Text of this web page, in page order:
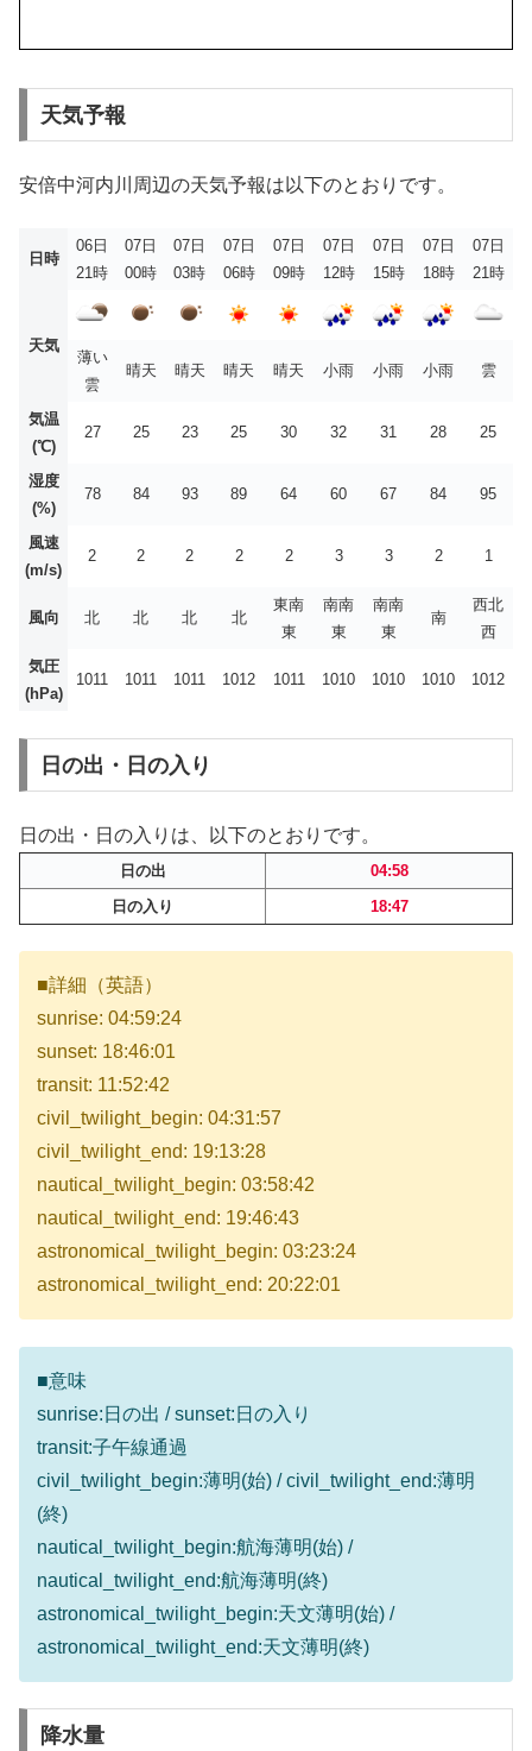
天気予報
安倍中河内川周辺の天気予報は以下のとおりです。
日時
06日
21時
07日
00時
07日
03時
07日
06時
07日
09時
07日
12時
07日
15時
07日
18時
07日
21時
天気
薄い
雲
晴天 晴天 晴天 晴天 小雨 小雨 小雨 雲
気温
(℃)
27 25 23 25 30 32 31 28 25
湿度
(%)
78 84 93 89 64 60 67 84 95
風速
(m/s)
2 2 2 2 2 3 3 2 1
風向 北 北 北 北
東南
東
南南
東
南南
東
南
西北
西
気圧
(hPa)
1011 1011 1011 1012 1011 1010 1010 1010 1012
日の出・日の入り
日の出・日の入りは、以下のとおりです。
日の出
04:58
日の入り
18:47
■詳細（英語）
sunrise: 04:59:24
sunset: 18:46:01
transit: 11:52:42
civil_twilight_begin: 04:31:57
civil_twilight_end: 19:13:28
nautical_twilight_begin: 03:58:42
nautical_twilight_end: 19:46:43
astronomical_twilight_begin: 03:23:24
astronomical_twilight_end: 20:22:01
■意味
sunrise:日の出 / sunset:日の入り
transit:子午線通過
civil_twilight_begin:薄明(始) / civil_twilight_end:薄明
(終)
nautical_twilight_begin:航海薄明(始) /
nautical_twilight_end:航海薄明(終)
astronomical_twilight_begin:天文薄明(始) /
astronomical_twilight_end:天文薄明(終)
降水量